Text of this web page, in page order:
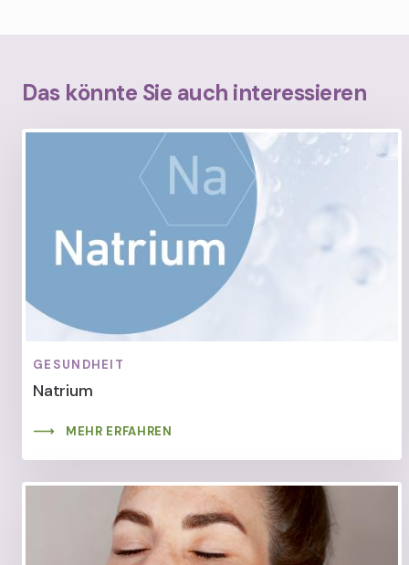
Das könnte Sie auch interessieren
GESUNDHEIT
Natrium
MEHR ERFAHREN